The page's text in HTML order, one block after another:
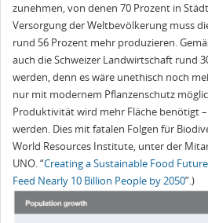
zunehmen, von denen 70 Prozent in
Versorgung der Weltbevölkerung muss
rund 56 Prozent mehr produzieren.
auch die Schweizer Landwirtschaft rund
werden, denn es wäre unethisch noch
nur mit modernem Pflanzenschutz
Produktivität wird mehr Fläche benötigt
werden. Dies mit fatalen Folgen für
World Resources Institute, unter der
UNO. “Creating a Sustainable Food
Feed Nearly 10 Billion People by 2050”.)